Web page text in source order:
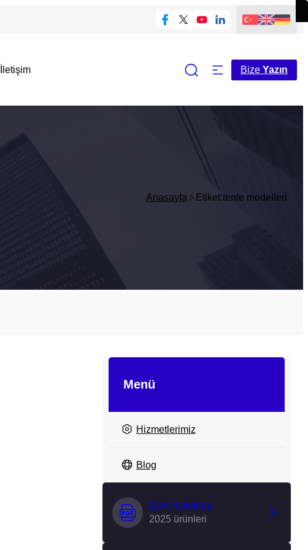
İletişim Bize Yazın
Anasayfa Etiket:tente modelleri
Menü
Hizmetlerimiz
Blog
Ürün Katalogu
2025 ürünleri